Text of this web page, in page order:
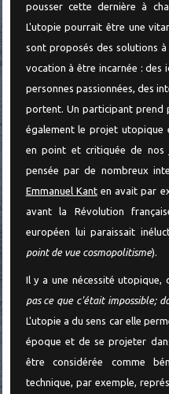
pousser cette dernière à
L'utopie pourrait être une
sont proposés des solutions
vocation à être incarnée : des
personnes passionnées, des
portent. Un participant prend
également le projet utopique
en point et critiquée de nos
pensée par de nombreux
Emmanuel Kanten avait par
avant la Révolution
européen lui paraissait
point de vue cosmopolitisme).
Il y a une nécessité
pas ce que c'était impossible;
L'utopie a du sens car elle
époque et de se projeter
être considérée comme
technique, par exemple,